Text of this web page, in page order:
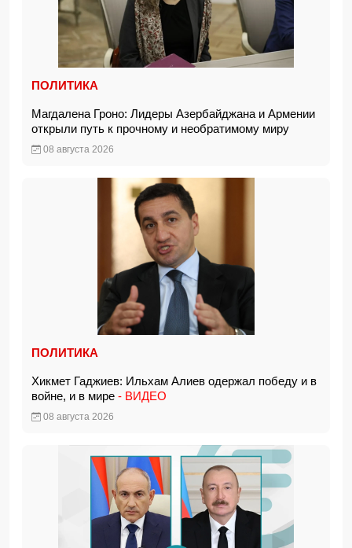
ПОЛИТИКА
Магдалена Гроно: Лидеры Азербайджана и Армении
открыли путь к прочному и необратимому миру
08 августа 2026
ПОЛИТИКА
Хикмет Гаджиев: Ильхам Алиев одержал победу и в
войне, и в мире - ВИДЕО
08 августа 2026